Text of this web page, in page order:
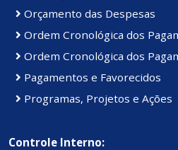
Orçamento das Despesas
Ordem Cronológica dos
Ordem Cronológica dos
Pagamentos e Favorecidos
Programas, Projetos e Ações
Controle Interno: